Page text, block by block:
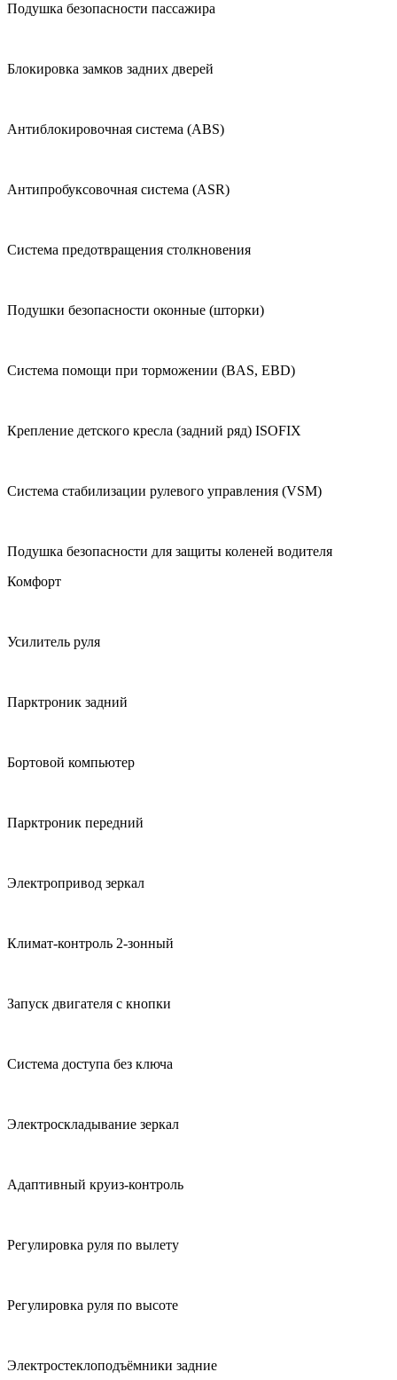
Подушка безопасности пассажира
Блокировка замков задних дверей
Антиблокировочная система (ABS)
Антипробуксовочная система (ASR)
Система предотвращения столкновения
Подушки безопасности оконные (шторки)
Система помощи при торможении (BAS, EBD)
Крепление детского кресла (задний ряд) ISOFIX
Система стабилизации рулевого управления (VSM)
Подушка безопасности для защиты коленей водителя
Комфорт
Усилитель руля
Парктроник задний
Бортовой компьютер
Парктроник передний
Электропривод зеркал
Климат-контроль 2-зонный
Запуск двигателя с кнопки
Система доступа без ключа
Электроскладывание зеркал
Адаптивный круиз-контроль
Регулировка руля по вылету
Регулировка руля по высоте
Электростеклоподъёмники задние